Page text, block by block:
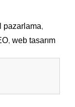
pazarlama,
, web tasarım